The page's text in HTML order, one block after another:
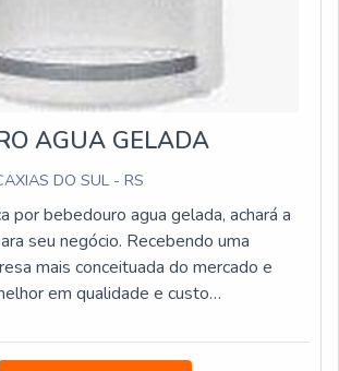
AGUA GELADA
DO SUL - RS
por bebedouro agua gelada, achará a
seu negócio. Recebendo uma
mais conceituada do mercado e
em qualidade e custo
da Veneza Filtros o cliente